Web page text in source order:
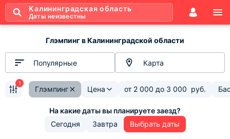
Калининградская область
Даты неизвестны
Глэмпинг в Калининградской области
Популярные Карта
Глэмпинг Цена от 2 000 до 3 000 руб.
1
Сегодня Завтра Выбрать даты